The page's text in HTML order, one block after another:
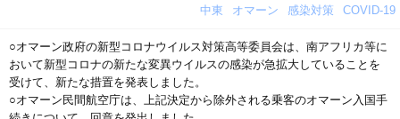
中東 オマーン 感染対策 COVID-19
○オマーン政府の新型コロナウイルス対策高等委員会は、南アフリカ等に
おいて新型コロナの新たな変異ウイルスの感染が急拡大していることを
受けて、新たな措置を発表しました。
○オマーン民間航空庁は、上記決定から除外される乗客のオマーン入国手